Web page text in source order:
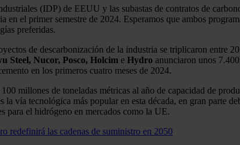
(IDP) de EEUU y las subastas de contratos de
en el primer semestre de 2024. Esperamos que ambos
preferidas.
de descarbonización de la industria se triplicaron
Steel, Nucor, Posco, Holcim e Hydro anunciaron unos
en los primeros cuatro meses de 2024.
millones de toneladas métricas al año de capacidad de
la vía tecnológica más popular en esta década, en gran parte
para el hidrógeno en mercados como la UE.